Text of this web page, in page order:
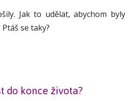
Jak to udělat, abychom byly
Ptáš se taky?
do konce života?